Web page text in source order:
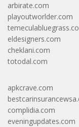
arbirate.com
playoutworlder.com
eldesigners.com
cheklani.com
totodal.com
apkcrave.com
complidia.com
eveningupdates.com